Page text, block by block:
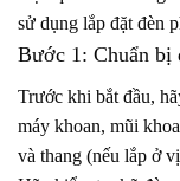
sử dụng lắp đặt đèn
Bước 1: Chuẩn bị
Trước khi bắt đầu,
máy khoan, mũi
và thang (nếu lắp ở